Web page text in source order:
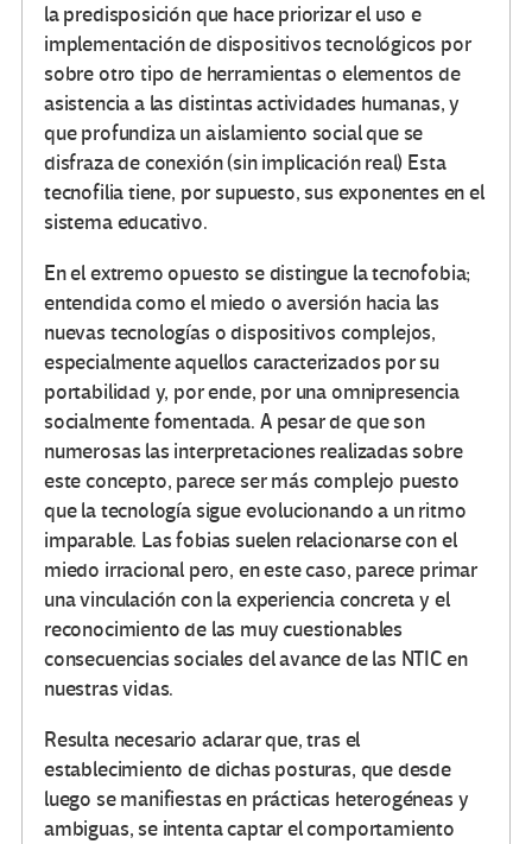
la predisposición que hace priorizar el uso e
implementación de dispositivos tecnológicos por
sobre otro tipo de herramientas o elementos de
asistencia a las distintas actividades humanas, y
que profundiza un aislamiento social que se
disfraza de conexión (sin implicación real) Esta
tecnofilia tiene, por supuesto, sus exponentes en el
sistema educativo.
En el extremo opuesto se distingue la tecnofobia;
entendida como el miedo o aversión hacia las
nuevas tecnologías o dispositivos complejos,
especialmente aquellos caracterizados por su
portabilidad y, por ende, por una omnipresencia
socialmente fomentada. A pesar de que son
numerosas las interpretaciones realizadas sobre
este concepto, parece ser más complejo puesto
que la tecnología sigue evolucionando a un ritmo
imparable. Las fobias suelen relacionarse con el
miedo irracional pero, en este caso, parece primar
una vinculación con la experiencia concreta y el
reconocimiento de las muy cuestionables
consecuencias sociales del avance de las NTIC en
nuestras vidas.
Resulta necesario aclarar que, tras el
establecimiento de dichas posturas, que desde
luego se manifiestas en prácticas heterogéneas y
ambiguas, se intenta captar el comportamiento